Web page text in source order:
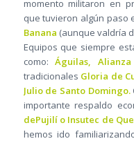
momento militaron en
que tuvieron algún paso
Banana (aunque valdría
Equipos que siempre
como:Águilas,
tradicionales Gloria de
Julio de Santo Domingo.
importante respaldo
dePujilí o Insutec de
hemos ido